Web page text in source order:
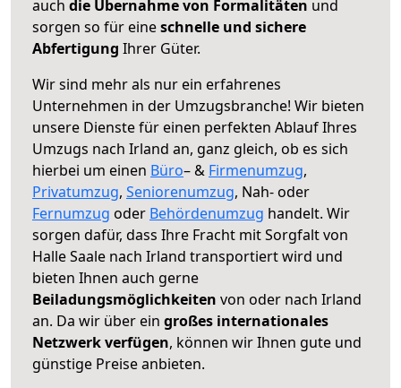
auch die Übernahme von Formalitäten und
sorgen so für eineschnelle und sichere
Abfertigung Ihrer Güter.
Wir sind mehr als nur ein erfahrenes
Unternehmen in der Umzugsbranche! Wir bieten
unsere Dienste für einen perfekten Ablauf Ihres
Umzugs nach Irland an, ganz gleich, ob es sich
hierbei um einen Büro– & Firmenumzug,
Privatumzug, Seniorenumzug, Nah- oder
Fernumzug oder Behördenumzug handelt. Wir
sorgen dafür, dass Ihre Fracht mit Sorgfalt von
Halle Saale nach Irland transportiert wird und
bieten Ihnen auch gerne
Beiladungsmöglichkeiten von oder nach Irland
an. Da wir über ein großes internationales
Netzwerk verfügen, können wir Ihnen gute und
günstige Preise anbieten.